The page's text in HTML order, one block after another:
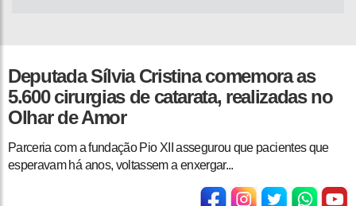
Deputada Sílvia Cristina comemora as
5.600 cirurgias de catarata, realizadas no
Olhar de Amor
Parceria com a fundação Pio XII assegurou que pacientes que
esperavam há anos, voltassem a enxergar...